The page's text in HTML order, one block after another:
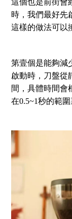
這個也是前街會
時，我們最好先
這樣的做法可以
第壹個是能夠減
啟動時，刀盤從
間，具體時間會
在0.5~1秒的範圍